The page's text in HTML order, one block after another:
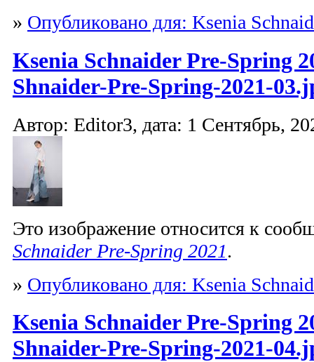
» Опубликовано для: Ksenia
Ksenia Schnaider Pre-Spring
Shnaider-Pre-Spring-2021-
Автор: Editor3, дата: 1 Сентябрь,
Это изображение относится к
Schnaider Pre-Spring 2021.
» Опубликовано для: Ksenia
Ksenia Schnaider Pre-Spring
Shnaider-Pre-Spring-2021-